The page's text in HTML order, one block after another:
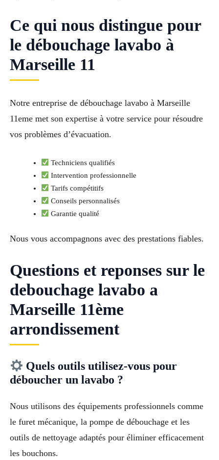
Ce qui nous distingue pour
le débouchage lavabo à
Marseille 11
Notre entreprise de débouchage lavabo à Marseille
11eme met son expertise à votre service pour résoudre
vos problèmes d’évacuation.
Techniciens qualifiés
Intervention professionnelle
Tarifs compétitifs
Conseils personnalisés
Garantie qualité
Nous vous accompagnons avec des prestations fiables.
Questions et reponses sur le
debouchage lavabo a
Marseille 11ème
arrondissement
Quels outils utilisez-vous pour
déboucher un lavabo ?
Nous utilisons des équipements professionnels comme
le furet mécanique, la pompe de débouchage et les
outils de nettoyage adaptés pour éliminer efficacement
les bouchons.